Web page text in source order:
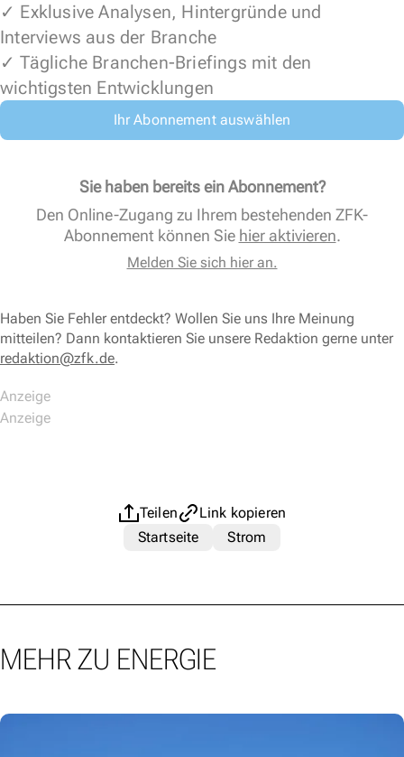
✓ Exklusive Analysen, Hintergründe und
Interviews aus der Branche
✓ Tägliche Branchen-Briefings mit den
wichtigsten Entwicklungen
Ihr Abonnement auswählen
Sie haben bereits ein Abonnement?
Den Online-Zugang zu Ihrem bestehenden ZFK-
Abonnement können Sie hier aktivieren.
Melden Sie sich hier an.
Haben Sie Fehler entdeckt? Wollen Sie uns Ihre Meinung
mitteilen? Dann kontaktieren Sie unsere Redaktion gerne unter
redaktion@zfk.de.
Teilen
Link kopieren
Startseite
Strom
MEHR ZU ENERGIE